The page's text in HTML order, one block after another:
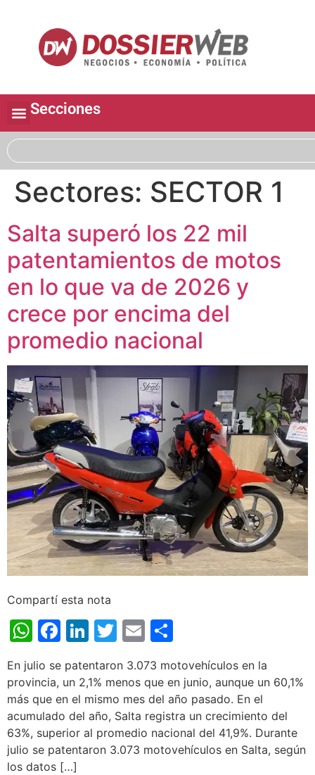
Secciones
Sectores: SECTOR 1
Salta superó los 22 mil
patentamientos de motos
en lo que va de 2026 y
crece por encima del
promedio nacional
Compartí esta nota
WhatsApp
Facebook
LinkedIn
Twitter
Email
En julio se patentaron 3.073 motovehículos en la
provincia, un 2,1% menos que en junio, aunque un 60,1%
más que en el mismo mes del año pasado. En el
acumulado del año, Salta registra un crecimiento del
63%, superior al promedio nacional del 41,9%. Durante
julio se patentaron 3.073 motovehículos en Salta, según
los datos […]